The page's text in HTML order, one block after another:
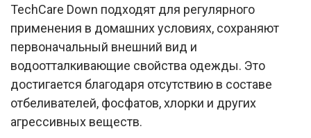
TechCare Down подходят для регулярного
применения в домашних условиях, сохраняют
первоначальный внешний вид и
водоотталкивающие свойства одежды. Это
достигается благодаря отсутствию в составе
отбеливателей, фосфатов, хлорки и других
агрессивных веществ.